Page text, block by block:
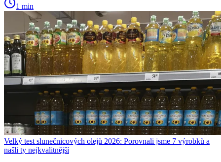
1 min
Velký test slunečnicových olejů 2026: Porovnali jsme 7 výrobků a
našli ty nejkvalitnější